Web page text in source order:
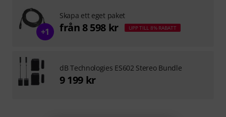
+1
Skapa ett eget paket
från 8 598 kr UPP TILL 8% RABATT
dB Technologies ES602 Stereo Bundle
9 199 kr